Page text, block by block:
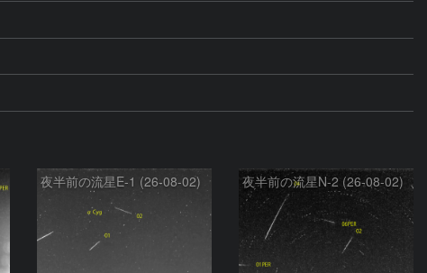
夜半前の流星E-1 (26-08-02) 夜半前の流星N-2 (26-08-02)